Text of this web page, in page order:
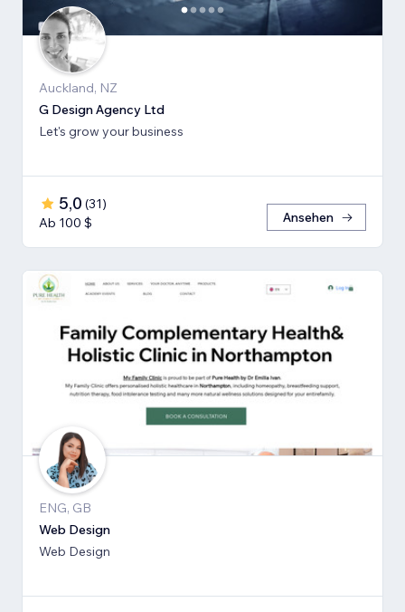
Auckland, NZ
G Design Agency Ltd
Let's grow your business
5,0 (31)
Ab 100 $
Ansehen
ENG, GB
Web Design
Web Design